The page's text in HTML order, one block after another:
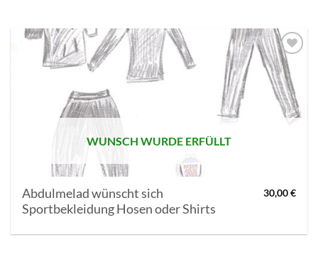
AUF MEINE
MERKLISTE
SETZEN
WUNSCH WURDE ERFÜLLT
Abdulmelad wünscht sich
Sportbekleidung Hosen oder Shirts
30,00€